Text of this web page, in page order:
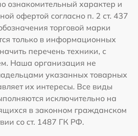
ознакомительный характер и
офертой согласно п. 2 ст. 437
торговой марки
только в информационных
перечень техники, с
Наша организация не
указанных товарных
их интересы. Все виды
исключительно на
в законном гражданском
со ст. 1487 ГК РФ.